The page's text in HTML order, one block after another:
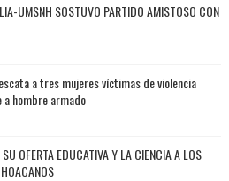
UMSNH SOSTUVO PARTIDO AMISTOSO CON
a tres mujeres víctimas de violencia
hombre armado
OFERTA EDUCATIVA Y LA CIENCIA A LOS